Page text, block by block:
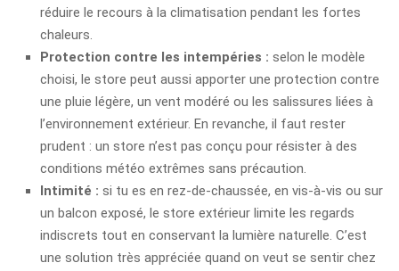
réduire le recours à la climatisation pendant les fortes
chaleurs.
Protection contre les intempéries : selon le modèle
choisi, le store peut aussi apporter une protection contre
une pluie légère, un vent modéré ou les salissures liées à
l’environnement extérieur. En revanche, il faut rester
prudent : un store n’est pas conçu pour résister à des
conditions météo extrêmes sans précaution.
Intimité : si tu es en rez-de-chaussée, en vis-à-vis ou sur
un balcon exposé, le store extérieur limite les regards
indiscrets tout en conservant la lumière naturelle. C’est
une solution très appréciée quand on veut se sentir chez